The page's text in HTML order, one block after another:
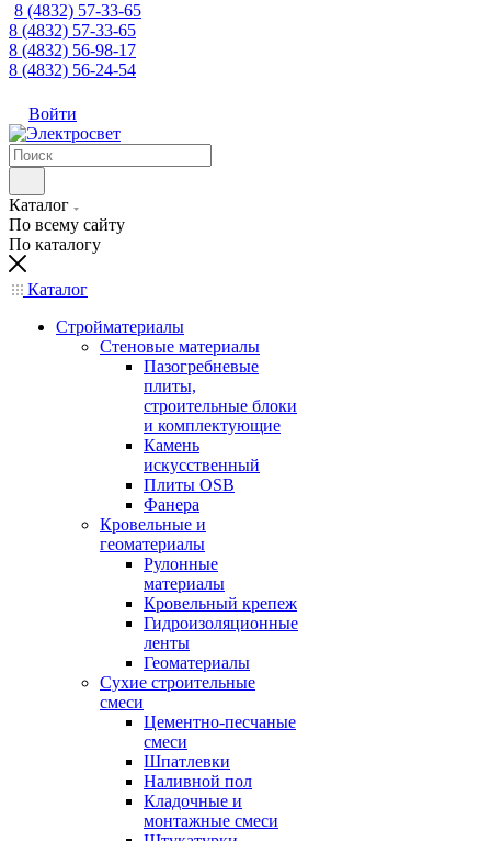
8 (4832) 57-33-65
8 (4832) 57-33-65
8 (4832) 56-98-17
8 (4832) 56-24-54
Войти
Каталог
По всему сайту
По каталогу
Каталог
Стройматериалы
Стеновые материалы
Пазогребневые
плиты,
строительные блоки
и комплектующие
Камень
искусственный
Плиты OSB
Фанера
Кровельные и
геоматериалы
Рулонные
материалы
Кровельный крепеж
Гидроизоляционные
ленты
Геоматериалы
Сухие строительные
смеси
Цементно-песчаные
смеси
Шпатлевки
Наливной пол
Кладочные и
монтажные смеси